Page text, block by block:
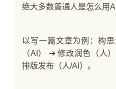
绝大多数普通人是怎么用AI
以写一篇文章为例：构
（AI） ➔ 修改润色（人
排版发布（人/AI）。